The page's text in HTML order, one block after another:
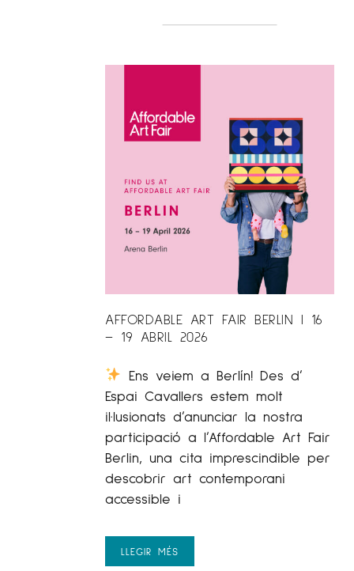
AFFORDABLE ART FAIR BERLIN | 16
– 19 ABRIL 2026
Ens veiem a Berlín! Des d’
Espai Cavallers estem molt
il·lusionats d’anunciar la nostra
participació a l’Affordable Art Fair
Berlin, una cita imprescindible per
descobrir art contemporani
accessible i
LLEGIR MÉS